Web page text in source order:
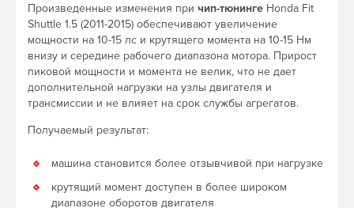
Произведенные изменения при чип-тюнинге Honda Fit
Shuttle 1.5 (2011-2015) обеспечивают увеличение
мощности на 10-15 лс и крутящего момента на 10-15 Нм
внизу и середине рабочего диапазона мотора. Прирост
пиковой мощности и момента не велик, что не дает
дополнительной нагрузки на узлы двигателя и
трансмиссии и не влияет на срок службы агрегатов.
Получаемый результат:
машина становится более отзывчивой при нагрузке
крутящий момент доступен в более широком
диапазоне оборотов двигателя